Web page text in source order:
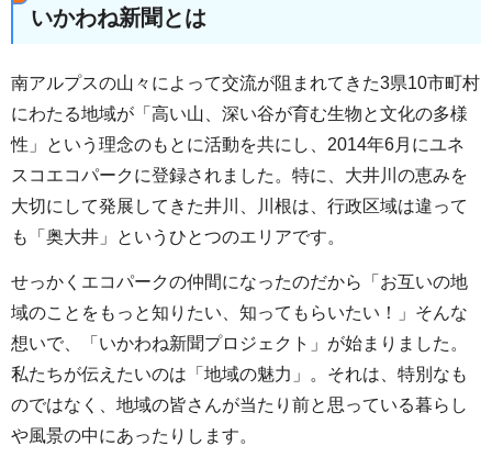
いかわね新聞とは
南アルプスの山々によって交流が阻まれてきた3県10市町村
にわたる地域が「高い山、深い谷が育む生物と文化の多様
性」という理念のもとに活動を共にし、2014年6月にユネ
スコエコパークに登録されました。特に、大井川の恵みを
大切にして発展してきた井川、川根は、行政区域は違って
も「奥大井」というひとつのエリアです。
せっかくエコパークの仲間になったのだから「お互いの地
域のことをもっと知りたい、知ってもらいたい！」そんな
想いで、「いかわね新聞プロジェクト」が始まりました。
私たちが伝えたいのは「地域の魅力」。それは、特別なも
のではなく、地域の皆さんが当たり前と思っている暮らし
や風景の中にあったりします。